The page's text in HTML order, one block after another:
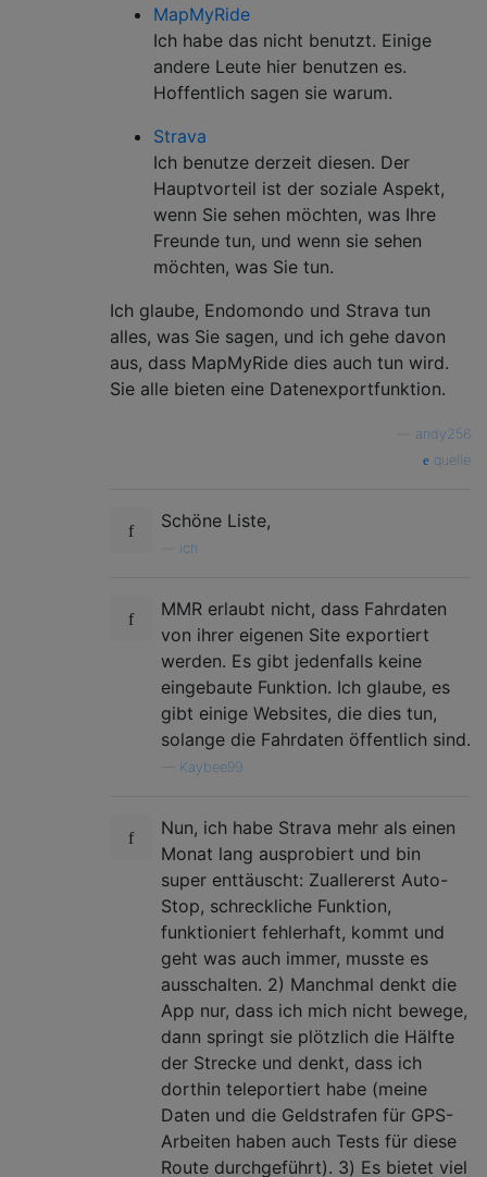
MapMyRide
Ich habe das nicht benutzt. Einige
andere Leute hier benutzen es.
Hoffentlich sagen sie warum.
Strava
Ich benutze derzeit diesen. Der
Hauptvorteil ist der soziale Aspekt,
wenn Sie sehen möchten, was Ihre
Freunde tun, und wenn sie sehen
möchten, was Sie tun.
Ich glaube, Endomondo und Strava tun
alles, was Sie sagen, und ich gehe davon
aus, dass MapMyRide dies auch tun wird.
Sie alle bieten eine Datenexportfunktion.
andy256
quelle
Schöne Liste,
ich
MMR erlaubt nicht, dass Fahrdaten
von ihrer eigenen Site exportiert
werden. Es gibt jedenfalls keine
eingebaute Funktion. Ich glaube, es
gibt einige Websites, die dies tun,
solange die Fahrdaten öffentlich sind.
Kaybee99
Nun, ich habe Strava mehr als einen
Monat lang ausprobiert und bin
super enttäuscht: Zuallererst Auto-
Stop, schreckliche Funktion,
funktioniert fehlerhaft, kommt und
geht was auch immer, musste es
ausschalten. 2) Manchmal denkt die
App nur, dass ich mich nicht bewege,
dann springt sie plötzlich die Hälfte
der Strecke und denkt, dass ich
dorthin teleportiert habe (meine
Daten und die Geldstrafen für GPS-
Arbeiten haben auch Tests für diese
Route durchgeführt). 3) Es bietet viel